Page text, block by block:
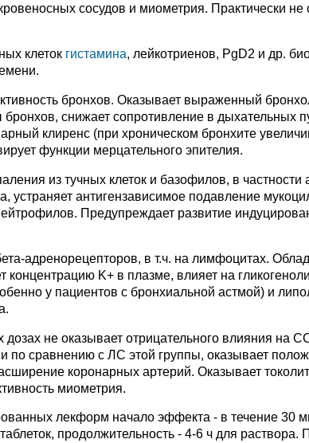
сосудов и миометрия. Практически не
клеток гистамина, лейкотриенов, PgD2 и др.
бронхов. Оказывает выраженный
снижает сопротивление в дыхательных
клиренс (при хроническом бронхите
функции мерцательного эпителия.
из тучных клеток и базофилов, в частности
устраняет антигензависимое подавление
Предупреждает развитие
адренорецепторов, в т.ч. на лимфоцитах.
концентрацию K+ в плазме, влияет на
у пациентов с бронхиальной астмой) и
дозах не оказывает отрицательного влияния на
сравнению с ЛС этой группы, оказывает
коронарных артерий. Оказывает
миометрия.
лекформ начало эффекта - в течение 30
продолжительность - 4-6 ч для раствора.